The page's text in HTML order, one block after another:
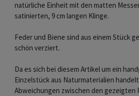
natürliche Einheit mit den matten
satinierten, 9 cm langen Klinge.
Feder und Biene sind aus einem Stück
schön verziert.
Da es sich bei diesem Artikel um ein
Einzelstück aus Naturmaterialien
Abweichungen zwischen den gezeigten